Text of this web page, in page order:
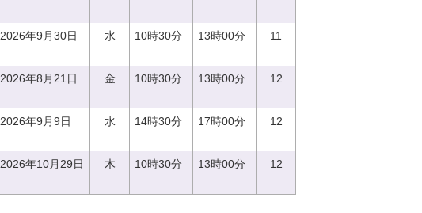
2026年9月30日 水 10時30分 13時00分 11
2026年8月21日 金 10時30分 13時00分 12
2026年9月9日 水 14時30分 17時00分 12
2026年10月29日 木 10時30分 13時00分 12